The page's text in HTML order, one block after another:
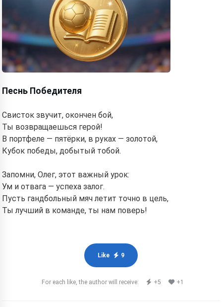
Песнь Победителя
Свисток звучит, окончен бой,
Ты возвращаешься герой!
В портфеле — пятёрки, в руках — золотой,
Кубок победы, добытый тобой.
Запомни, Олег, этот важный урок:
Ум и отвага — успеха залог.
Пусть гандбольный мяч летит точно в цель,
Ты лучший в команде, ты нам поверь!
Like 9
For each like, the author will receive: +5 +1